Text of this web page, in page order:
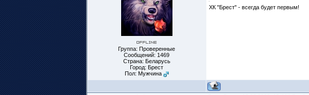
Группа: Проверенные
Сообщений: 1469
Страна: Беларусь
Город: Брест
Пол: Мужчина
ХК "Брест" - всегда будет первым!